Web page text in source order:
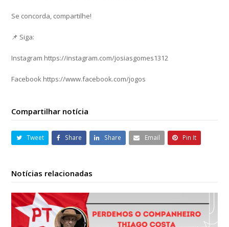
Se concorda, compartilhe!
📌 Siga:
Instagram https://instagram.com/josiasgomes1312
Facebook https://www.facebook.com/jogos
Compartilhar notícia
Tweet Share Share Email Pin It
Notícias relacionadas